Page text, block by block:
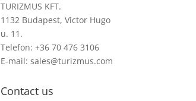
TURIZMUS KFT.
1132 Budapest, Victor Hugo
u. 11.
Telefon: +36 70 476 3106
E-mail:sales@turizmus.com
Contact us